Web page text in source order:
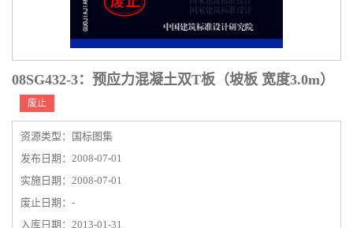
08SG432-3：预应力混凝土双T板（坡板 宽度3.0m）
废止
资源类型：国标图集
发布日期：2008-07-01
实施日期：2008-07-01
废止日期：-
入库日期：2013-01-31